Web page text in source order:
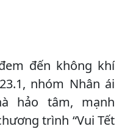
đến không khí
nhóm Nhân ái
hảo tâm, mạnh
trình “Vui Tết